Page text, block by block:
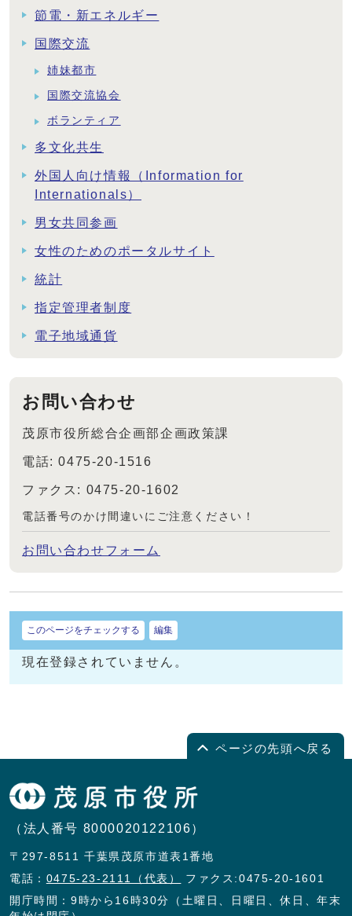
節電・新エネルギー
国際交流
姉妹都市
国際交流協会
ボランティア
多文化共生
外国人向け情報（Information for
Internationals）
男女共同参画
女性のためのポータルサイト
統計
指定管理者制度
電子地域通貨
お問い合わせ
茂原市役所総合企画部企画政策課
電話: 0475-20-1516
ファクス: 0475-20-1602
電話番号のかけ間違いにご注意ください！
お問い合わせフォーム
このページをチェックする 編集
現在登録されていません。
ページの先頭へ戻る
（法人番号 8000020122106）
〒297-8511 千葉県茂原市道表1番地
電話： 0475-23-2111（代表）
ファクス:0475-20-1601
開庁時間：9時から16時30分（土曜日、日曜日、休日、年末